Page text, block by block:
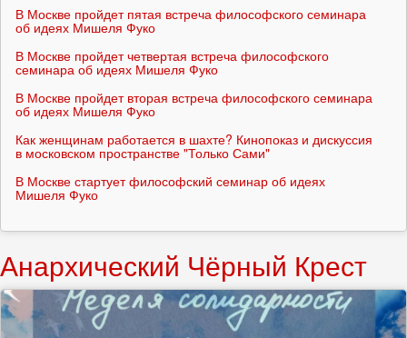
В Москве пройдет пятая встреча философского семинара
об идеях Мишеля Фуко
В Москве пройдет четвертая встреча философского
семинара об идеях Мишеля Фуко
В Москве пройдет вторая встреча философского семинара
об идеях Мишеля Фуко
Как женщинам работается в шахте? Кинопоказ и дискуссия
в московском пространстве "Только Сами"
В Москве стартует философский семинар об идеях
Мишеля Фуко
Анархический Чёрный Крест